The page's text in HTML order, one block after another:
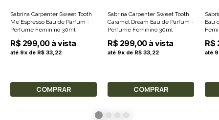
Sabrina Carpenter Sweet Tooth
Me Espresso Eau de Parfum -
Perfume Feminino 30ml
R$ 299,00 à vista
até 9x de R$ 33,22
COMPRAR
Sabrina Carpenter Sweet Tooth
Caramel Dream Eau de Parfum -
Perfume Feminino 30ml
R$ 299,00 à vista
até 9x de R$ 33,22
COMPRAR
Eau
R$
até